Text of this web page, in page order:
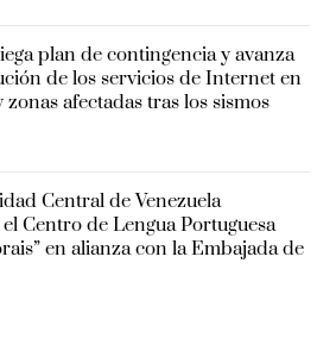
plan de contingencia y avanza
de los servicios de Internet en
zonas afectadas tras los sismos
Central de Venezuela
Centro de Lengua Portuguesa
en alianza con la Embajada de